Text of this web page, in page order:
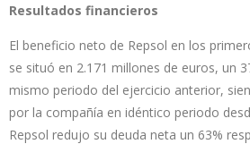
Resultados financieros
El beneficio neto de Repsol en los
se situó en 2.171 millones de euros, un
mismo periodo del ejercicio anterior,
por la compañía en idéntico periodo
Repsol redujo su deuda neta un 63%